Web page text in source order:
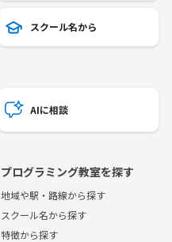
スクール名から
AIに相談
プログラミング教室を探す
地域や駅・路線から探す
スクール名から探す
特徴から探す